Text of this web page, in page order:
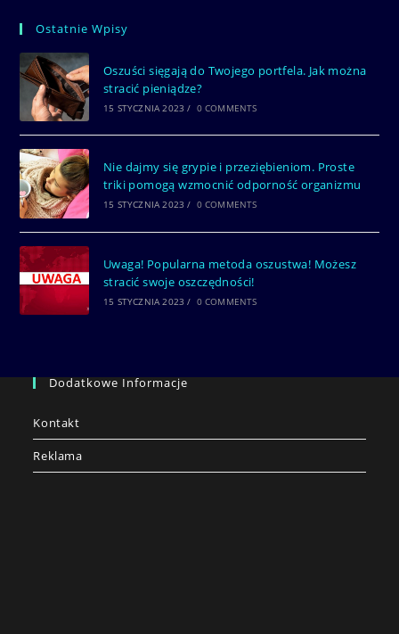
Ostatnie Wpisy
Oszuści sięgają do Twojego portfela. Jak można
stracić pieniądze?
15 STYCZNIA 2023 / 0 COMMENTS
Nie dajmy się grypie i przeziębieniom. Proste
triki pomogą wzmocnić odporność organizmu
15 STYCZNIA 2023 / 0 COMMENTS
Uwaga! Popularna metoda oszustwa! Możesz
stracić swoje oszczędności!
15 STYCZNIA 2023 / 0 COMMENTS
Dodatkowe Informacje
Kontakt
Reklama